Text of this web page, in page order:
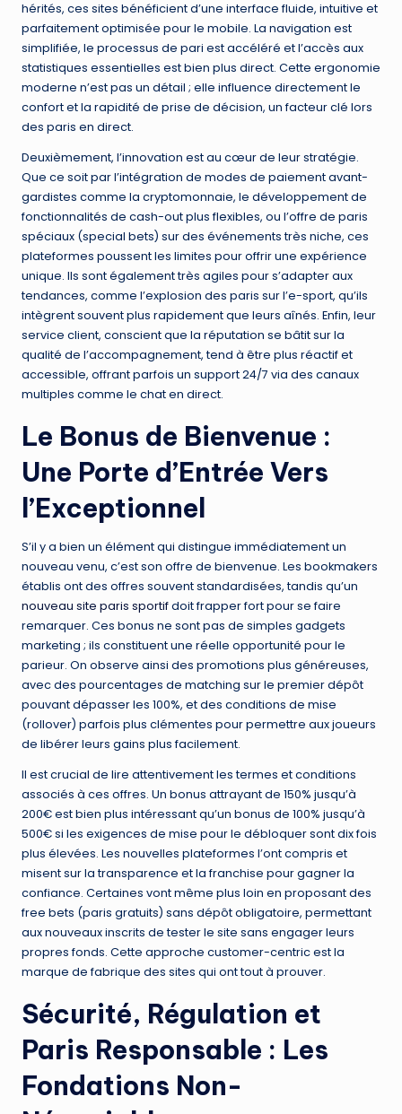
hérités, ces sites bénéficient d’une interface fluide, intuitive et
parfaitement optimisée pour le mobile. La navigation est
simplifiée, le processus de pari est accéléré et l’accès aux
statistiques essentielles est bien plus direct. Cette ergonomie
moderne n’est pas un détail ; elle influence directement le
confort et la rapidité de prise de décision, un facteur clé lors
des paris en direct.
Deuxièmement, l’innovation est au cœur de leur stratégie.
Que ce soit par l’intégration de modes de paiement avant-
gardistes comme la cryptomonnaie, le développement de
fonctionnalités de cash-out plus flexibles, ou l’offre de paris
spéciaux (special bets) sur des événements très niche, ces
plateformes poussent les limites pour offrir une expérience
unique. Ils sont également très agiles pour s’adapter aux
tendances, comme l’explosion des paris sur l’e-sport, qu’ils
intègrent souvent plus rapidement que leurs aînés. Enfin, leur
service client, conscient que la réputation se bâtit sur la
qualité de l’accompagnement, tend à être plus réactif et
accessible, offrant parfois un support 24/7 via des canaux
multiples comme le chat en direct.
Le Bonus de Bienvenue :
Une Porte d’Entrée Vers
l’Exceptionnel
S’il y a bien un élément qui distingue immédiatement un
nouveau venu, c’est son offre de bienvenue. Les bookmakers
établis ont des offres souvent standardisées, tandis qu’un
nouveau site paris sportifdoit frapper fort pour se faire
remarquer. Ces bonus ne sont pas de simples gadgets
marketing ; ils constituent une réelle opportunité pour le
parieur. On observe ainsi des promotions plus généreuses,
avec des pourcentages de matching sur le premier dépôt
pouvant dépasser les 100%, et des conditions de mise
(rollover) parfois plus clémentes pour permettre aux joueurs
de libérer leurs gains plus facilement.
Il est crucial de lire attentivement les termes et conditions
associés à ces offres. Un bonus attrayant de 150% jusqu’à
200€ est bien plus intéressant qu’un bonus de 100% jusqu’à
500€ si les exigences de mise pour le débloquer sont dix fois
plus élevées. Les nouvelles plateformes l’ont compris et
misent sur la transparence et la franchise pour gagner la
confiance. Certaines vont même plus loin en proposant des
free bets (paris gratuits) sans dépôt obligatoire, permettant
aux nouveaux inscrits de tester le site sans engager leurs
propres fonds. Cette approche customer-centric est la
marque de fabrique des sites qui ont tout à prouver.
Sécurité, Régulation et
Paris Responsable : Les
Fondations Non-